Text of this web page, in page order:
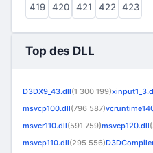
419 420 421 422 423
Top des DLL
D3DX9_43.dll(1 300 199)
msvcp100.dll(796 587)
msvcr110.dll(591 759)msvcp120.dll
msvcp110.dll(295 556)